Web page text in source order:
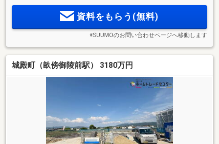
資料をもらう(無料)
※SUUMOのお問い合わせページへ移動します
城殿町（畝傍御陵前駅） 3180万円